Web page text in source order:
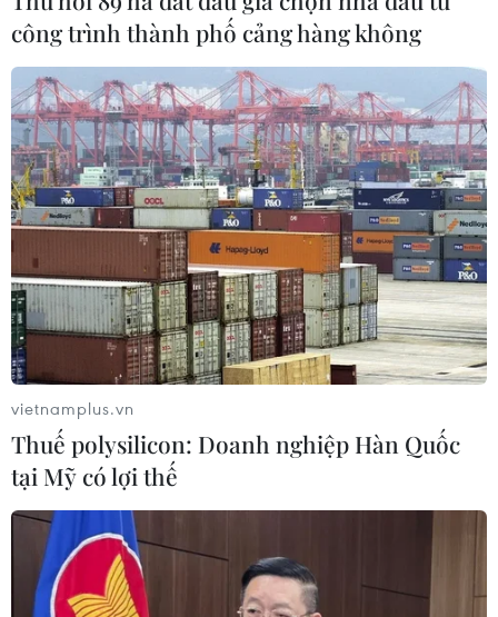
công trình thành phố cảng hàng không
vietnamplus.vn
Thuế polysilicon: Doanh nghiệp Hàn Quốc
tại Mỹ có lợi thế